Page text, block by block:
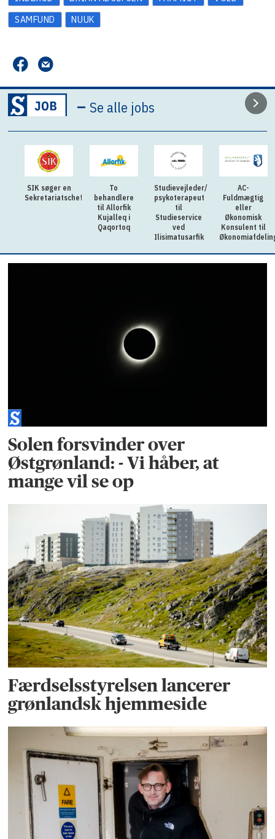
SAMFUND
NUUK
–Se alle jobs
SIK søger en
Sekretariatschef
To
behandlere
til Allorfik
Kujalleq i
Qaqortoq
Studievejleder/
psykoterapeut
til
Studieservice
ved
Ilisimatusarfik
AC-
Fuldmægtig
eller
Økonomisk
Konsulent til
Solen forsvinder over
Østgrønland: - Vi håber, at
mange vil se op
Færdselsstyrelsen lancerer
grønlandsk hjemmeside